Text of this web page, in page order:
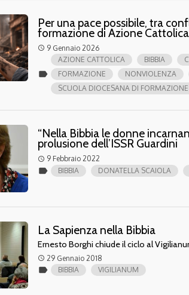
Per una pace possibile, tra
formazione di Azione
access_time 9 Gennaio 2026
label
AZIONE CATTOLICA BIBBIA
FORMAZIONE
NONVIOLENZA
SCUOLA DIOCESANA DI
“Nella Bibbia le donne
prolusione dell’ISSR Guardini
access_time 9 Febbraio 2022
label BIBBIA DONATELLA SCAIOLA
La Sapienza nella Bibbia
Ernesto Borghi chiude il ciclo al
access_time 29 Gennaio 2018
label BIBBIA VIGILIANUM